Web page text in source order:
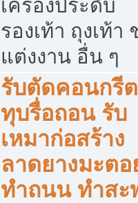
เครื่องประดับ
รองเท้า ถุงเท้า
แต่งงาน อื่น ๆ
รับตัดคอนกรี
ทุบรื่อถอน รับ
เหมาก่อสร้าง
ลาดยางมะตอ
ทำถนน ทำสะ